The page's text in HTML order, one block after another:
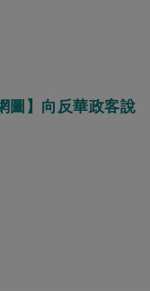
圖】向反華政客說